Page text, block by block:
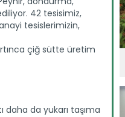
42 tesisimiz,
tesislerimizin,
çiğ sütte üretim
daha da yukarı taşıma